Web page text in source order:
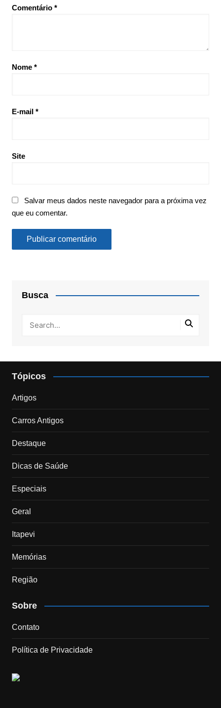
Comentário *
Nome *
E-mail *
Site
Salvar meus dados neste navegador para a próxima vez
que eu comentar.
Busca
Tópicos
Artigos
Carros Antigos
Destaque
Dicas de Saúde
Especiais
Geral
Itapevi
Memórias
Região
Sobre
Contato
Política de Privacidade